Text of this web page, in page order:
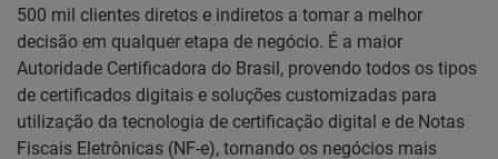
500 mil clientes diretos e indiretos a tomar a melhor
decisão em qualquer etapa de negócio. É a maior
Autoridade Certificadora do Brasil, provendo todos os tipos
de certificados digitais e soluções customizadas para
utilização da tecnologia de certificação digital e de Notas
Fiscais Eletrônicas (NF-e), tornando os negócios mais